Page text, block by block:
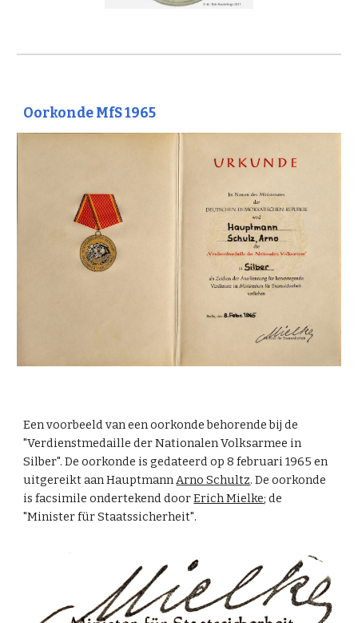
Oorkonde MfS 1965
Een voorbeeld van een oorkonde behorende bij de
"Verdienstmedaille der Nationalen Volksarmee in
Silber". De oorkonde is gedateerd op8 februari 1965 en
uitgereikt aan HauptmannArno Schultz. De oorkonde
is facsimile ondertekend doorErich Mielke; de
"Minister für Staatssicherheit".